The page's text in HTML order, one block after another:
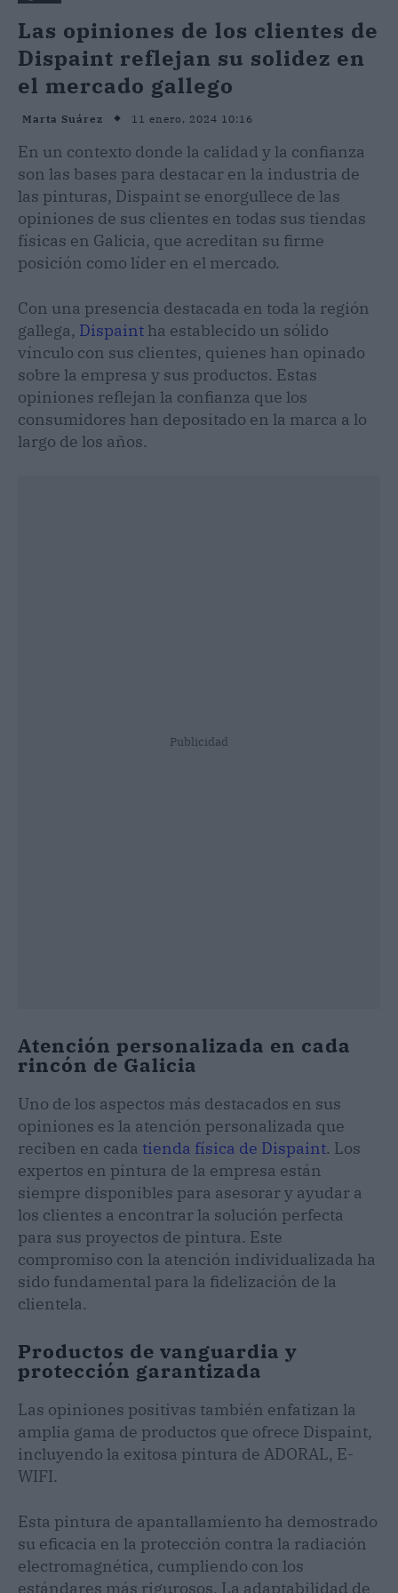
Las opiniones de los clientes de
Dispaint reflejan su solidez en
el mercado gallego
Marta Suárez 11 enero, 2024 10:16
En un contexto donde la calidad y la confianza
son las bases para destacar en la industria de
las pinturas, Dispaint se enorgullece de las
opiniones de sus clientes en todas sus tiendas
físicas en Galicia, que acreditan su firme
posición como líder en el mercado.
Con una presencia destacada en toda la región
gallega, Dispaint ha establecido un sólido
vínculo con sus clientes, quienes han opinado
sobre la empresa y sus productos. Estas
opiniones reflejan la confianza que los
consumidores han depositado en la marca a lo
largo de los años.
Publicidad
Atención personalizada en cada
rincón de Galicia
Uno de los aspectos más destacados en sus
opiniones es la atención personalizada que
reciben en cada tienda física de Dispaint. Los
expertos en pintura de la empresa están
siempre disponibles para asesorar y ayudar a
los clientes a encontrar la solución perfecta
para sus proyectos de pintura. Este
compromiso con la atención individualizada ha
sido fundamental para la fidelización de la
clientela.
Productos de vanguardia y
protección garantizada
Las opiniones positivas también enfatizan la
amplia gama de productos que ofrece Dispaint,
incluyendo la exitosa pintura de ADORAL, E-
WIFI.
Esta pintura de apantallamiento ha demostrado
su eficacia en la protección contra la radiación
electromagnética, cumpliendo con los
estándares más rigurosos. La adaptabilidad de